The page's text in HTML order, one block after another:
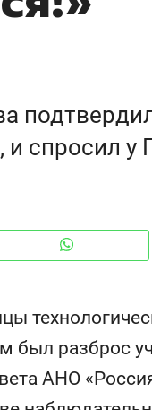
и спросил
был разброс
АНО
выйти на зарубежные
150
ID